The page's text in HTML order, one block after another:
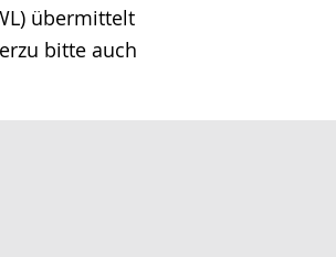
übermittelt
bitte auch